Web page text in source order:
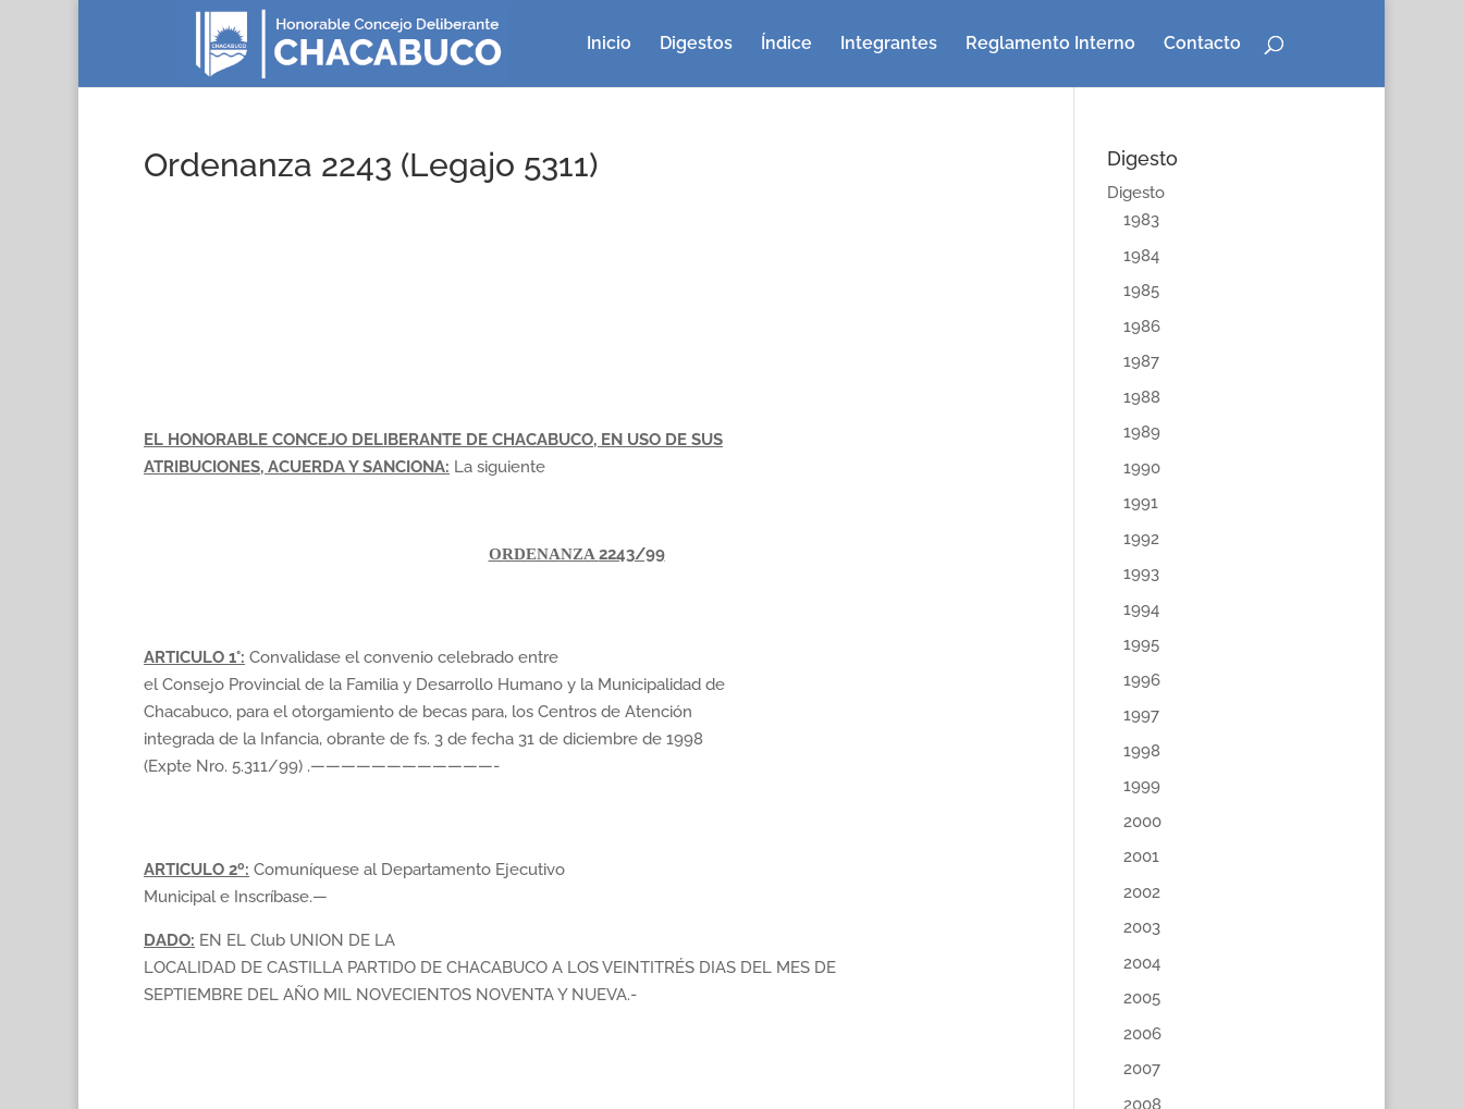
Inicio Digestos Índice Integrantes Reglamento Interno Contacto
Ordenanza 2243 (Legajo 5311)
EL HONORABLE CONCEJO DELIBERANTE DE CHACABUCO, EN USO DE SUS
ATRIBUCIONES, ACUERDA Y SANCIONA: La siguiente
ORDENANZA 2243/99
ARTICULO 1°: Convalidase el convenio celebrado entre
el Consejo Provincial de la Familia y Desarrollo Humano y la Municipalidad de
Chacabuco, para el otorgamiento de becas para, los Centros de Atención
integrada de la Infancia, obrante de fs. 3 de fecha 31 de diciembre de 1998
(Expte Nro. 5.311/99) .————————————-
ARTICULO 2º: Comuníquese al Departamento Ejecutivo
Municipal e Inscríbase.—
DADO: EN EL Club UNION DE LA
LOCALIDAD DE CASTILLA PARTIDO DE CHACABUCO A LOS VEINTITRÉS DIAS DEL MES DE
SEPTIEMBRE DEL AÑO MIL NOVECIENTOS NOVENTA Y NUEVA.-
Digesto
Digesto
1983
1984
1985
1986
1987
1988
1989
1990
1991
1992
1993
1994
1995
1996
1997
1998
1999
2000
2001
2002
2003
2004
2005
2006
2007
2008